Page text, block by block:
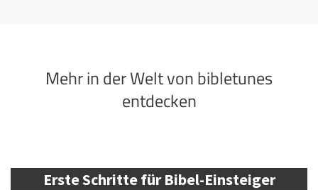
Mehr in der Welt von bibletunes
entdecken
Erste Schritte für Bibel-Einsteiger